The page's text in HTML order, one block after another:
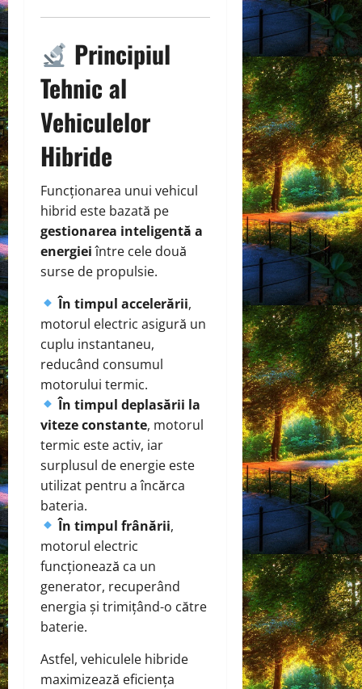
Principiul
Tehnic al
Vehiculelor
Hibride
Funcționarea unui vehicul
hibrid este bazată pe
gestionarea inteligentă a
energieiîntre cele două
surse de propulsie.
În timpul accelerării,
motorul electric asigură un
cuplu instantaneu,
reducând consumul
motorului termic.
În timpul deplasării la
viteze constante, motorul
termic este activ, iar
surplusul de energie este
utilizat pentru a încărca
bateria.
În timpul frânării,
motorul electric
funcționează ca un
generator, recuperând
energia și trimițând-o către
baterie.
Astfel, vehiculele hibride
maximizează eficiența